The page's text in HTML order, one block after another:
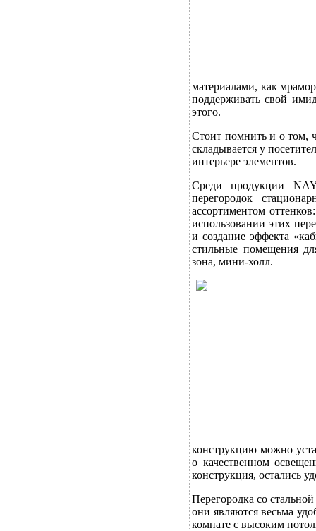
материалами, как
поддерживать свой
этого.
Стоит помнить и о том,
складывается у
интерьере элементов.
Среди продукции
перегородок
ассортиментом
использовании этих
и создание эффекта
стильные помещения
зона, мини-холл.
конструкцию можно
о качественном
конструкция, остались
Перегородка со
они являются весьма
комнате с высоким